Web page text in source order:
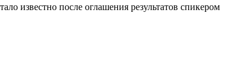
известно после оглашения результатов спикером